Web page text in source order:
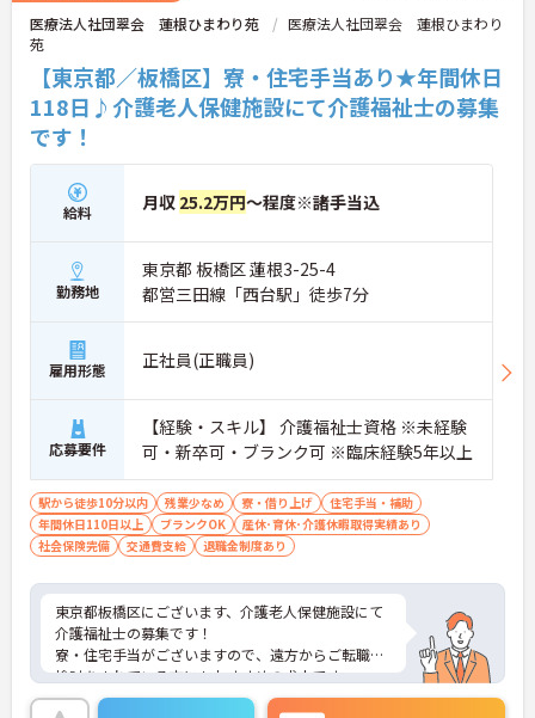
医療法人社団翠会 蓮根ひまわり苑
医療法人社団翠会 蓮根ひまわり
苑
【東京都／板橋区】寮・住宅手当あり★年間休日
118日♪介護老人保健施設にて介護福祉士の募集
です！
給料 月収 25.2万円～程度※諸手当込
勤務地
東京都 板橋区 蓮根3-25-4
都営三田線「西台駅」徒歩7分
雇用形態 正社員(正職員)
応募要件
【経験・スキル】 介護福祉士資格 ※未経験
可・新卒可・ブランク可 ※臨床経験5年以上
駅から徒歩10分以内 残業少なめ 寮・借り上げ
住宅手当・補助
年間休日110日以上
ブランクOK
産休･育休･介護休暇取得実績あり
社会保険完備
交通費支給 退職金制度あり
東京都板橋区にございます、介護老人保健施設にて
介護福祉士の募集です！
寮・住宅手当がございますので、遠方からご転職を
検討をされている方にもおすすめの求人です。
年間休日118日ございますので、プライベートの時